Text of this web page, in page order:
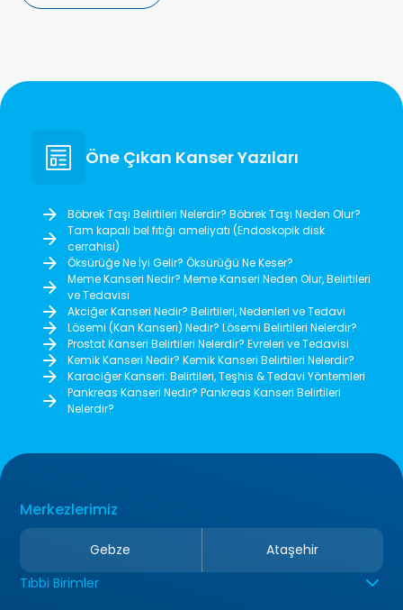
Öne Çıkan Kanser Yazıları
Böbrek Taşı Belirtileri Nelerdir? Böbrek Taşı Neden Olur?
Tam kapalı bel fıtığı ameliyatı (Endoskopik disk
cerrahisi)
Öksürüğe Ne İyi Gelir? Öksürüğü Ne Keser?
Meme Kanseri Nedir? Meme Kanseri Neden Olur, Belirtileri
ve Tedavisi
Akciğer Kanseri Nedir? Belirtileri, Nedenleri ve Tedavi
Lösemi (Kan Kanseri) Nedir? Lösemi Belirtileri Nelerdir?
Prostat Kanseri Belirtileri Nelerdir? Evreleri ve Tedavisi
Kemik Kanseri Nedir? Kemik Kanseri Belirtileri Nelerdir?
Karaciğer Kanseri: Belirtileri, Teşhis & Tedavi Yöntemleri
Pankreas Kanseri Nedir? Pankreas Kanseri Belirtileri
Nelerdir?
Merkezlerimiz
Gebze
Ataşehir
Tıbbi Birimler